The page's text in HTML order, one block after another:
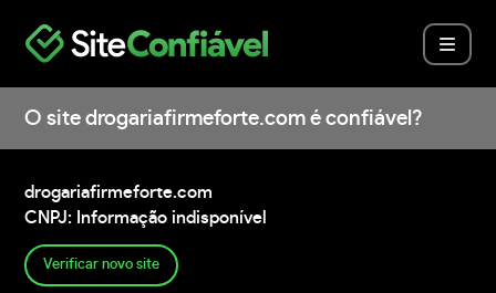
O site drogariafirmeforte.com é confiável?
drogariafirmeforte.com
CNPJ: Informação indisponível
Verificar novo site